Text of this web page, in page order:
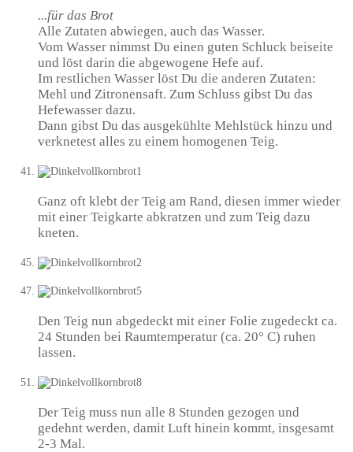
...für das Brot
Alle Zutaten abwiegen, auch das Wasser.
Vom Wasser nimmst Du einen guten Schluck beiseite
und löst darin die abgewogene Hefe auf.
Im restlichen Wasser löst Du die anderen Zutaten:
Mehl und Zitronensaft. Zum Schluss gibst Du das
Hefewasser dazu.
Dann gibst Du das ausgekühlte Mehlstück hinzu und
verknetest alles zu einem homogenen Teig.
Ganz oft klebt der Teig am Rand, diesen immer wieder
mit einer Teigkarte abkratzen und zum Teig dazu
kneten.
Den Teig nun abgedeckt mit einer Folie zugedeckt ca.
24 Stunden bei Raumtemperatur (ca. 20° C) ruhen
lassen.
Der Teig muss nun alle 8 Stunden gezogen und
gedehnt werden, damit Luft hinein kommt, insgesamt
2-3 Mal.